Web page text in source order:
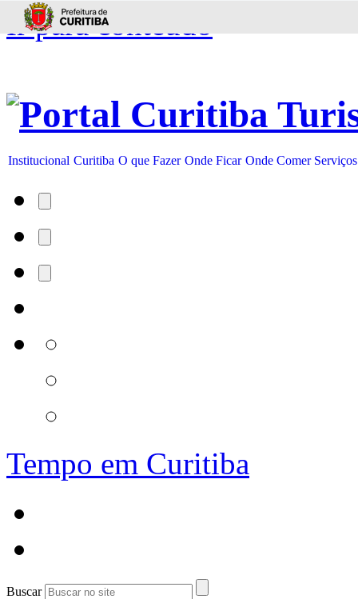
Ir para conteúdo
Institucional Curitiba O que Fazer Onde Ficar Onde Comer Serviços
Tempo em Curitiba
Buscar